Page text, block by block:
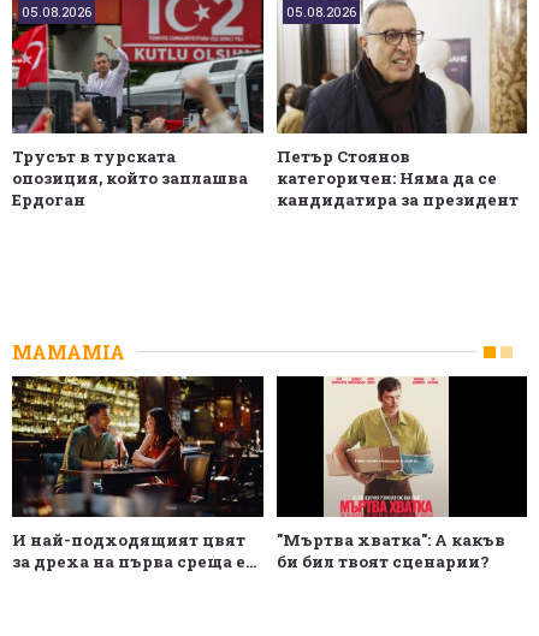
05.08.2026
Трусът в турската
опозиция, който заплашва
Ердоган
05.08.2026
Петър Стоянов
категоричен: Няма да се
кандидатира за президент
MAMAMIA
И най-подходящият цвят
за дреха на първа среща е...
"Мъртва хватка": А какъв
би бил твоят сценарии?